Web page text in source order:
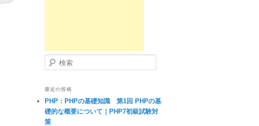
検索
最近の投稿
PHP：PHPの基礎知識 第1回 PHPの基
礎的な概要について｜PHP7初級試験対
策